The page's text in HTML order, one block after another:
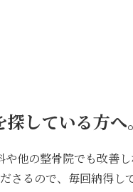
探している方
他の整骨院でも改善
さるので、毎回納得し